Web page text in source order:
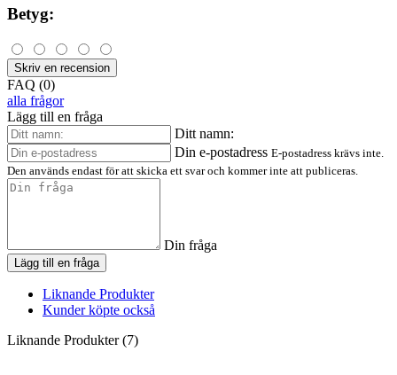
Betyg:
Skriv en recension
FAQ (0)
alla frågor
Lägg till en fråga
Ditt namn:
Din e-postadress E-postadress krävs inte.
Den används endast för att skicka ett svar och kommer inte att publiceras.
Din fråga
Lägg till en fråga
Liknande Produkter
Kunder köpte också
Liknande Produkter (7)